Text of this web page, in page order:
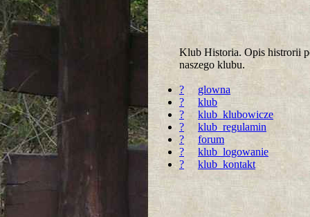
Klub Historia. Opis histrorii
naszego klubu.
?
glowna
?
klub
?
klub_klubowicze
?
klub_regulamin
?
forum
?
klub_logowanie
?
klub_kontakt